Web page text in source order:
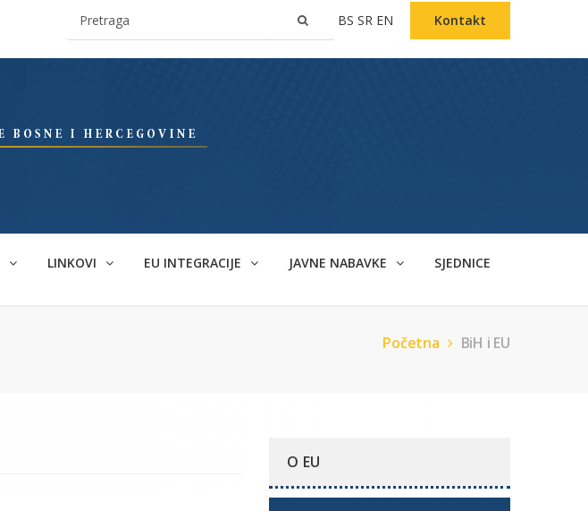
BS SR EN Kontakt
LINKOVI EU INTEGRACIJE JAVNE NABAVKE SJEDNICE
Početna BiH i EU
O EU